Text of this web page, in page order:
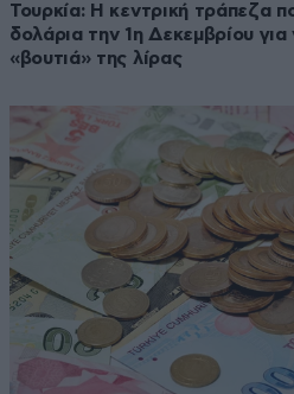
Τουρκία: Η κεντρική τράπεζα
δολάρια την 1η Δεκεμβρίου για
«βουτιά» της λίρας